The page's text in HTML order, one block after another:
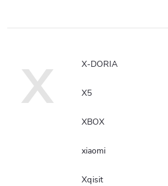
X X-DORIA
X5
XBOX
xiaomi
Xqisit